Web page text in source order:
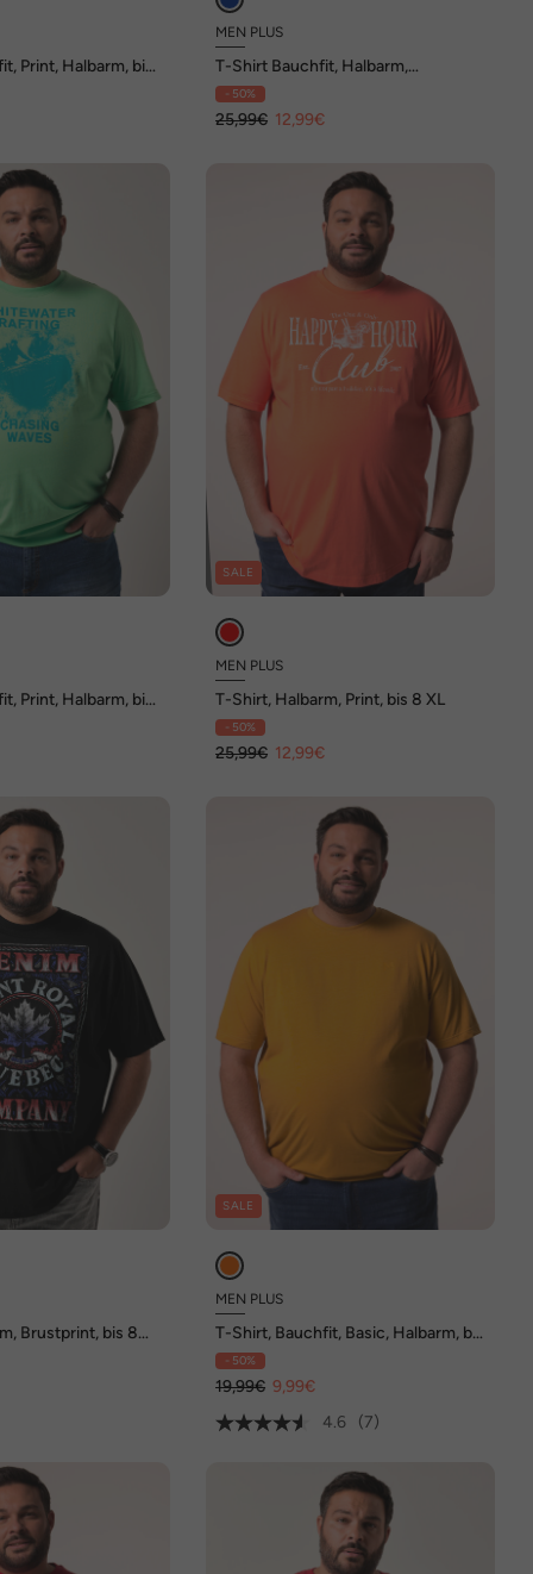
Print, Halbarm, bis
MEN PLUS
T-Shirt Bauchfit, Halbarm,
Brustprint, bis 8 XL
- 50%
25,99€ 12,99€
Print, Halbarm, bis
SALE
MEN PLUS
T-Shirt, Halbarm, Print, bis 8 XL
- 50%
25,99€ 12,99€
Brustprint, bis 8
SALE
MEN PLUS
T-Shirt, Bauchfit, Basic, Halbarm, bis
10 XL
- 50%
19,99€ 9,99€
4.6
(7)